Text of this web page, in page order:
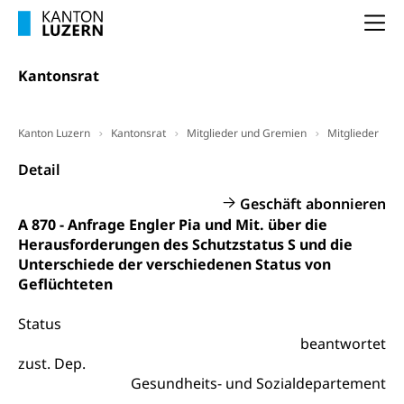
Kantonsrat
Kanton Luzern Kantonsrat Mitglieder und Gremien Mitglieder
Detail
Geschäft abonnieren
A 870 - Anfrage Engler Pia und Mit. über die
Herausforderungen des Schutzstatus S und die
Unterschiede der verschiedenen Status von
Geflüchteten
Status
beantwortet
zust. Dep.
Gesundheits- und Sozialdepartement
Dienststelle Steuern - Wissenswertes
AHV-Altersrente (WAS Luzern)
LUPK - Luzerner Pensionskasse
Bildung und Forschung
Wissenschaft, Forschung, Entwicklung, Projekte
Pilotprojekte Klima
Innovative Projekte Landwirtschaft und
Wald
Projektförderung Universität Luzern unilu
Erwachsenenbildung und Weiterbildung
Umschulung, zweiter Bildungsweg,
Nachdiplomstudium, Zusatzlehre, Höhere
Berufsbildung, Berufsmatura nach Lehre,
Neuorientierung, Grundkompetenzen,
Studienberatung, Beratung und Unterstützung,
Erwachsenenmatura
Berufliche Grundbildung